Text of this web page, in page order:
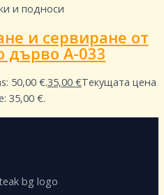
и подноси
и сервиране от
дърво A-033
50,00 €.35,00 €Текущата цена
35,00 €.